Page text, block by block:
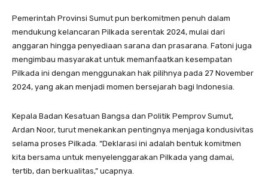
Pemerintah Provinsi Sumut pun berkomitmen penuh dalam
mendukung kelancaran Pilkada serentak 2024, mulai dari
anggaran hingga penyediaan sarana dan prasarana. Fatoni juga
mengimbau masyarakat untuk memanfaatkan kesempatan
Pilkada ini dengan menggunakan hak pilihnya pada 27 November
2024, yang akan menjadi momen bersejarah bagi Indonesia.
Kepala Badan Kesatuan Bangsa dan Politik Pemprov Sumut,
Ardan Noor, turut menekankan pentingnya menjaga kondusivitas
selama proses Pilkada. “Deklarasi ini adalah bentuk komitmen
kita bersama untuk menyelenggarakan Pilkada yang damai,
tertib, dan berkualitas,” ucapnya.